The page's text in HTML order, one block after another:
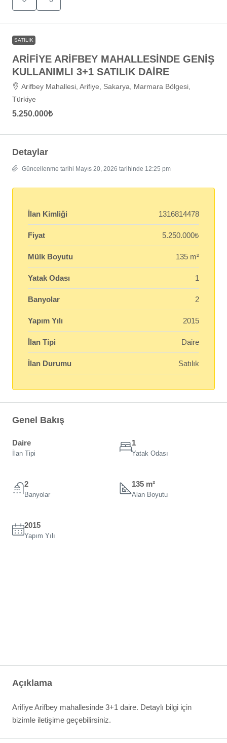
SATILIK
ARİFİYE ARİFBEY MAHALLESİNDE GENİŞ
KULLANIMLI 3+1 SATILIK DAİRE
Arifbey Mahallesi, Arifiye, Sakarya, Marmara Bölgesi,
Türkiye
5.250.000₺
Detaylar
Güncellenme tarihi Mayıs 20, 2026 tarihinde 12:25 pm
İlan Kimliği 1316814478
Fiyat 5.250.000₺
Mülk Boyutu 135 m²
Yatak Odası 1
Banyolar 2
Yapım Yılı 2015
İlan Tipi Daire
İlan Durumu Satılık
Genel Bakış
Daire
İlan Tipi
1
Yatak Odası
2
Banyolar
135 m²
Alan Boyutu
2015
Yapım Yılı
Açıklama
Arifiye Arifbey mahallesinde 3+1 daire. Detaylı bilgi için
bizimle iletişime geçebilirsiniz.